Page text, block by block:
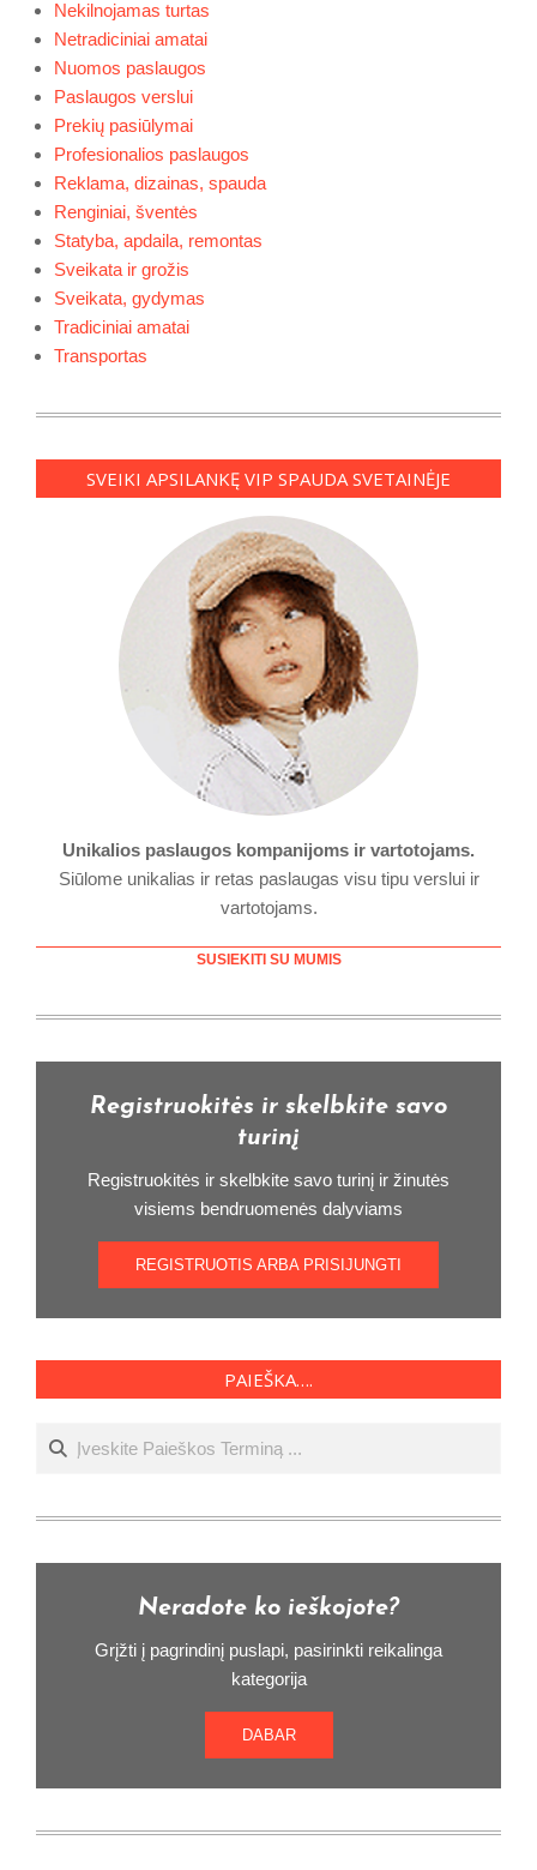
Nekilnojamas turtas
Netradiciniai amatai
Nuomos paslaugos
Paslaugos verslui
Prekių pasiūlymai
Profesionalios paslaugos
Reklama, dizainas, spauda
Renginiai, šventės
Statyba, apdaila, remontas
Sveikata ir grožis
Sveikata, gydymas
Tradiciniai amatai
Transportas
SVEIKI APSILANKĘ VIP SPAUDA SVETAINĖJE
Unikalios paslaugos kompanijoms ir vartotojams.
Siūlome unikalias ir retas paslaugas visu tipu verslui ir
vartotojams.
SUSIEKITI SU MUMIS
Registruokitės ir skelbkite savo
turinį
Registruokitės ir skelbkite savo turinį ir žinutės
visiems bendruomenės dalyviams
REGISTRUOTIS ARBA PRISIJUNGTI
PAIEŠKA….
Ieškoti
Neradote ko ieškojote?
Grįžti į pagrindinį puslapi, pasirinkti reikalinga
kategorija
DABAR